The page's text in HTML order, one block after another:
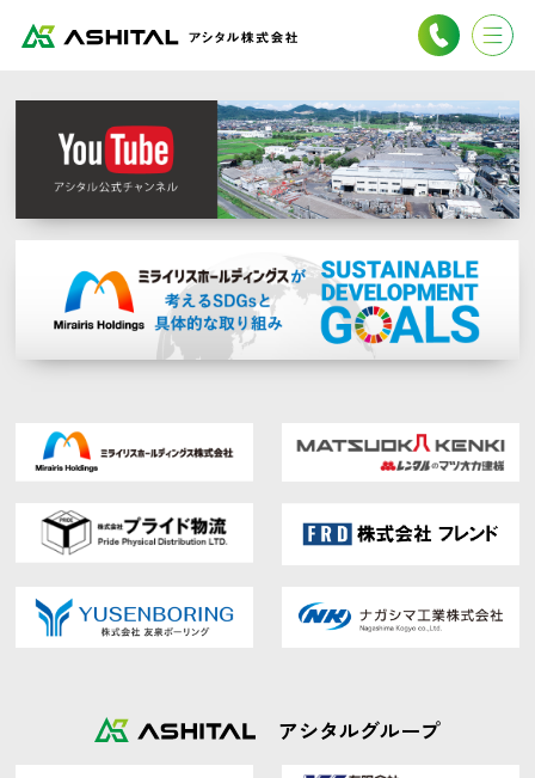
アシタルグループ